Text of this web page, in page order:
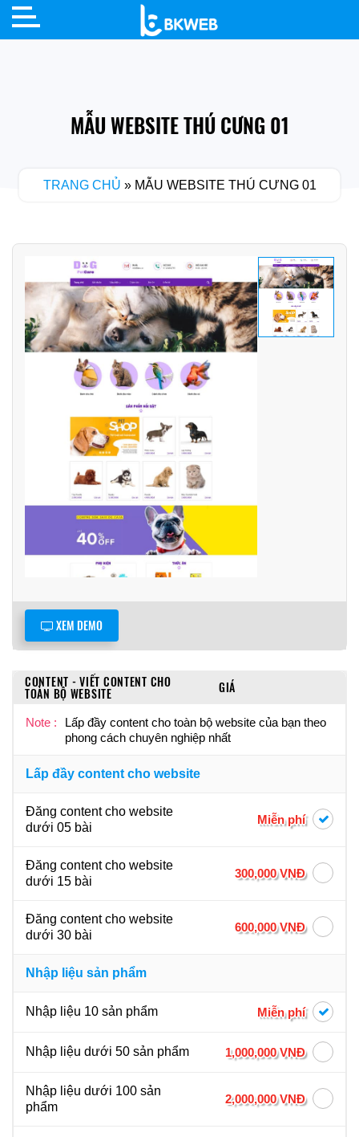
Skip
MẪU WEBSITE THÚ CƯNG 01
TRANG CHỦ » MẪU WEBSITE THÚ CƯNG 01
XEM DEMO
CONTENT - VIẾT CONTENT CHO
TOÀN BỘ WEBSITE GIÁ
Note :
Lấp đầy content cho toàn bộ website của bạn theo
phong cách chuyên nghiệp nhất
Lấp đầy content cho website
Đăng content cho website
dưới 05 bài
Miễn phí
Đăng content cho website
dưới 15 bài
300,000 VNĐ
Đăng content cho website
dưới 30 bài
600,000 VNĐ
Nhập liệu sản phẩm
Nhập liệu 10 sản phẩm Miễn phí
Nhập liệu dưới 50 sản phẩm 1,000,000 VNĐ
Nhập liệu dưới 100 sản
phẩm
2,000,000 VNĐ